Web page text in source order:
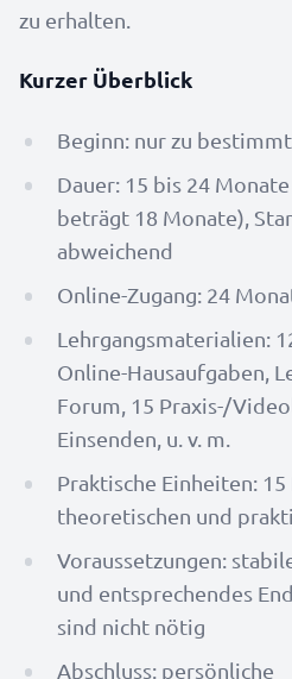
zu erhalten.
Kurzer Überblick
Beginn: nur zu
Dauer: 15 bis 24
beträgt 18 Monate),
abweichend
Online-Zugang: 24
Lehrgangsmaterialien:
Online-Hausaufgaben,
Forum, 15 Praxis-/
Einsenden, u. v. m.
Praktische Einheiten:
theoretischen und
Voraussetzungen:
und entsprechendes
sind nicht nötig
Abschluss: persönliche